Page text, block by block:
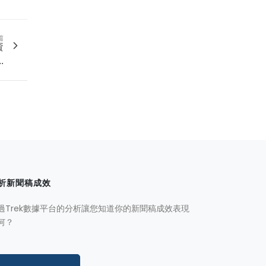
新聞稿成效
Trek數據平台的分析讓您知道你的新聞稿成效表現
？